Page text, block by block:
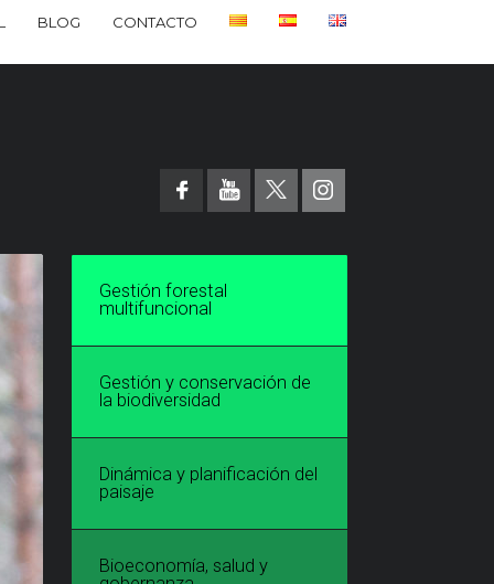
BLOG CONTACTO
Gestión forestal
multifuncional
Gestión y conservación de
la biodiversidad
Dinámica y planificación del
paisaje
Bioeconomía, salud y